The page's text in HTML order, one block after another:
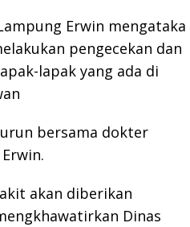
Erwin mengataka
pengecekan dan
lapak yang ada di
bersama dokter
akan diberikan
Dinas